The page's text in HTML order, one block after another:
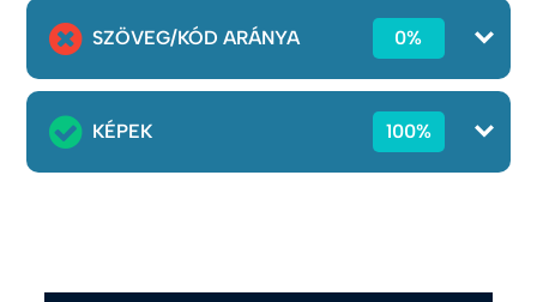
SZÖVEG/KÓD ARÁNYA 0%
KÉPEK 100%